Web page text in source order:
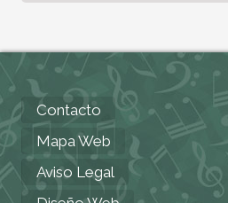
Contacto
Mapa Web
Aviso Legal